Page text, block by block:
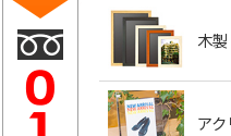
木製
ア